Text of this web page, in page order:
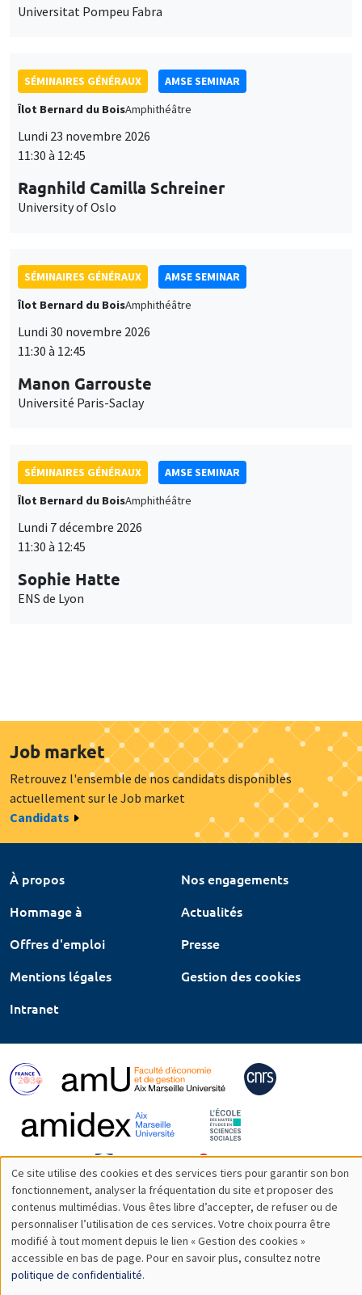
Universitat Pompeu Fabra
SÉMINAIRES GÉNÉRAUX
AMSE SEMINAR
Îlot Bernard du BoisAmphithéâtre
Lundi 23 novembre 2026
11:30 à 12:45
Ragnhild Camilla Schreiner
University of Oslo
SÉMINAIRES GÉNÉRAUX
AMSE SEMINAR
Îlot Bernard du BoisAmphithéâtre
Lundi 30 novembre 2026
11:30 à 12:45
Manon Garrouste
Université Paris-Saclay
SÉMINAIRES GÉNÉRAUX
AMSE SEMINAR
Îlot Bernard du BoisAmphithéâtre
Lundi 7 décembre 2026
11:30 à 12:45
Sophie Hatte
ENS de Lyon
Job market
Retrouvez l'ensemble de nos candidats disponibles
actuellement sur le Job market
Candidats
À propos
Nos engagements
Hommage à
Actualités
Offres d'emploi
Presse
Mentions légales
Gestion des cookies
Intranet
Utilisation
des
données
personnelles
Ce site utilise des cookies et des services tiers pour garantir son bon
fonctionnement, analyser la fréquentation du site et proposer des
contenus multimédias. Vous êtes libre d’accepter, de refuser ou de
personnaliser l’utilisation de ces services. Votre choix pourra être
modifié à tout moment depuis le lien « Gestion des cookies »
accessible en bas de page. Pour en savoir plus, consultez notre
politique de confidentialité.